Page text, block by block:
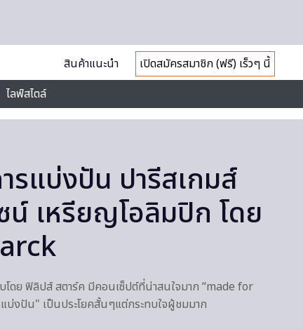
สินค้าแนะนำ
เปิดสมัครสมาชิก (ฟรี) เร็วๆ นี้
ไลฟ์สไตล์
รแบ่งปัน ปารีสเกมส์
น์ เหรียญโอลิมปิก โดย
ดย ฟิลิปส์ สตาร์ค มีคอนเซ็ปต์ที่น่าสนใจมาก “made for
บ่งปัน" เป็นประโยคสั้นๆแต่กระทบใจผู้ชมมาก